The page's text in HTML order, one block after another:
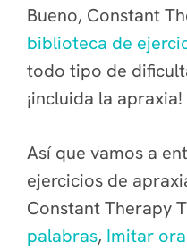
Bueno, Constant
biblioteca de
todo tipo de
¡incluida la apraxia!
Así que vamos a
ejercicios de
Constant Therapy
palabras, Imitar